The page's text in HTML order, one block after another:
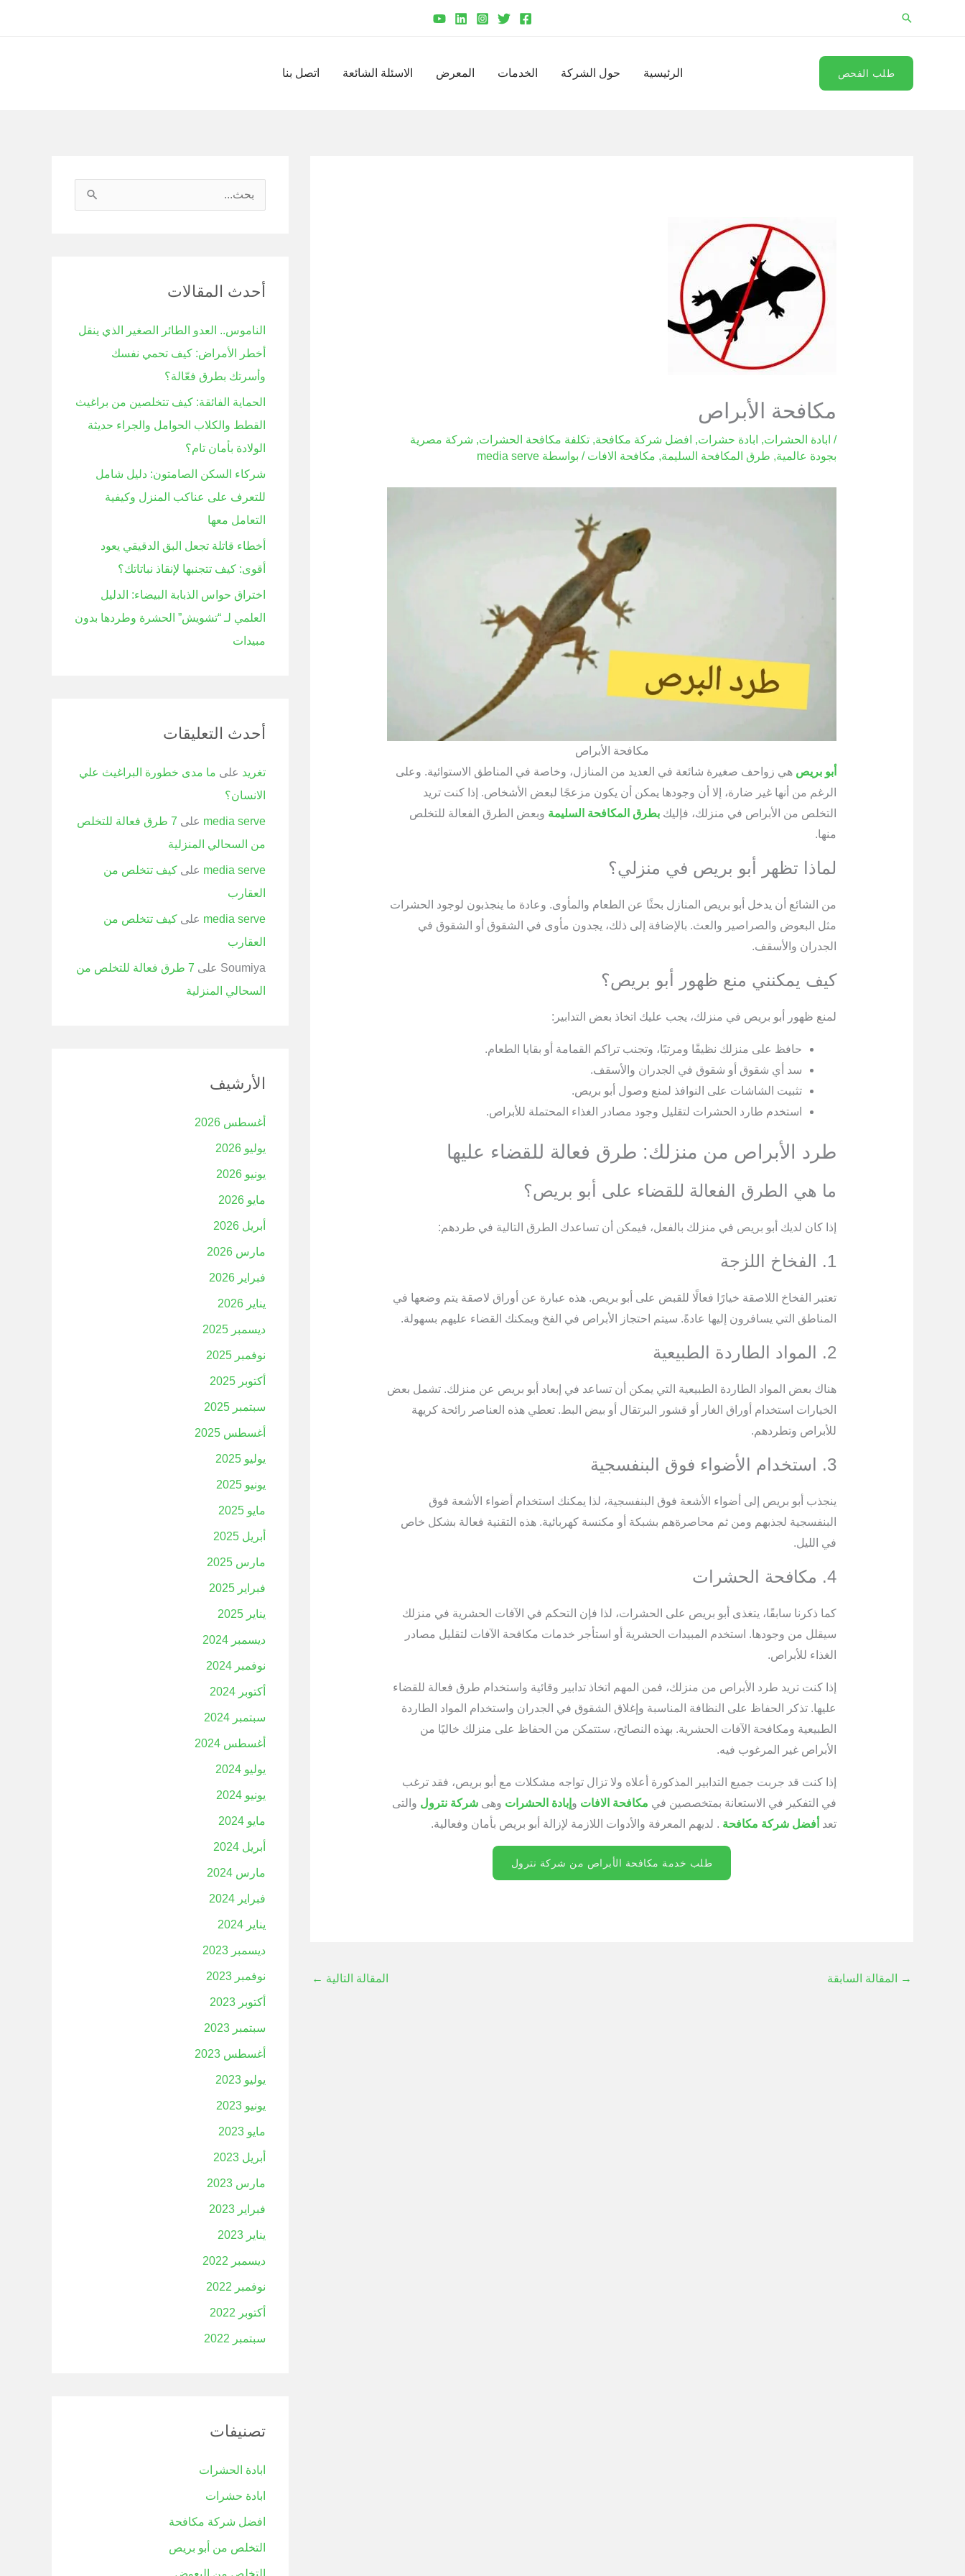
البحث
طلب الفحص الرئيسية حول الشركة الخدمات المعرض الاسئلة الشائعة اتصل بنا
مكافحة الأبراص
/ ابادة الحشرات, ابادة حشرات, افضل شركة مكافحة, تكلفة مكافحة الحشرات, شركة مصرية
بجودة عالمية, طرق المكافحة السليمة, مكافحة الافات / بواسطة media serve
مكافحة الأبراص
أبو بريص هي زواحف صغيرة شائعة في العديد من المنازل، وخاصة في المناطق الاستوائية. وعلى
الرغم من أنها غير ضارة، إلا أن وجودها يمكن أن يكون مزعجًا لبعض الأشخاص. إذا كنت تريد
التخلص من الأبراص في منزلك، فإليك بطرق المكافحة السليمة وبعض الطرق الفعالة للتخلص
منها.
لماذا تظهر أبو بريص في منزلي؟
من الشائع أن يدخل أبو بريص المنازل بحثًا عن الطعام والمأوى. وعادة ما ينجذبون لوجود الحشرات
مثل البعوض والصراصير والعث. بالإضافة إلى ذلك، يجدون مأوى في الشقوق أو الشقوق في
الجدران والأسقف.
كيف يمكنني منع ظهور أبو بريص؟
لمنع ظهور أبو بريص في منزلك، يجب عليك اتخاذ بعض التدابير:
حافظ على منزلك نظيفًا ومرتبًا، وتجنب تراكم القمامة أو بقايا الطعام.
سد أي شقوق أو شقوق في الجدران والأسقف.
تثبيت الشاشات على النوافذ لمنع وصول أبو بريص.
استخدم طارد الحشرات لتقليل وجود مصادر الغذاء المحتملة للأبراص.
طرد الأبراص من منزلك: طرق فعالة للقضاء عليها
ما هي الطرق الفعالة للقضاء على أبو بريص؟
إذا كان لديك أبو بريص في منزلك بالفعل، فيمكن أن تساعدك الطرق التالية في طردهم:
1. الفخاخ اللزجة
تعتبر الفخاخ اللاصقة خيارًا فعالًا للقبض على أبو بريص. هذه عبارة عن أوراق لاصقة يتم وضعها في
المناطق التي يسافرون إليها عادةً. سيتم احتجاز الأبراص في الفخ ويمكنك القضاء عليهم بسهولة.
2. المواد الطاردة الطبيعية
هناك بعض المواد الطاردة الطبيعية التي يمكن أن تساعد في إبعاد أبو بريص عن منزلك. تشمل بعض
الخيارات استخدام أوراق الغار أو قشور البرتقال أو بيض البط. تعطي هذه العناصر رائحة كريهة
للأبراص وتطردهم.
3. استخدام الأضواء فوق البنفسجية
ينجذب أبو بريص إلى أضواء الأشعة فوق البنفسجية، لذا يمكنك استخدام أضواء الأشعة فوق
البنفسجية لجذبهم ومن ثم محاصرةهم بشبكة أو مكنسة كهربائية. هذه التقنية فعالة بشكل خاص
في الليل.
4. مكافحة الحشرات
كما ذكرنا سابقًا، يتغذى أبو بريص على الحشرات، لذا فإن التحكم في الآفات الحشرية في منزلك
سيقلل من وجودها. استخدم المبيدات الحشرية أو استأجر خدمات مكافحة الآفات لتقليل مصادر
الغذاء للأبراص.
إذا كنت تريد طرد الأبراص من منزلك، فمن المهم اتخاذ تدابير وقائية واستخدام طرق فعالة للقضاء
عليها. تذكر الحفاظ على النظافة المناسبة وإغلاق الشقوق في الجدران واستخدام المواد الطاردة
الطبيعية ومكافحة الآفات الحشرية. بهذه النصائح، ستتمكن من الحفاظ على منزلك خاليًا من
الأبراص غير المرغوب فيه.
إذا كنت قد جربت جميع التدابير المذكورة أعلاه ولا تزال تواجه مشكلات مع أبو بريص، فقد ترغب
في التفكير في الاستعانة بمتخصصين في مكافحة الافات وإبادة الحشرات وهى شركة نترول والتى
تعد أفضل شركة مكافحة . لديهم المعرفة والأدوات اللازمة لإزالة أبو بريص بأمان وفعالية.
طلب خدمة مكافحة الأبراص من شركة نترول
→ المقالة السابقة المقالة التالية ←
ث
ن
:
أحدث المقالات
الناموس.. العدو الطائر الصغير الذي ينقل
أخطر الأمراض: كيف تحمي نفسك
وأسرتك بطرق فعّالة؟
الحماية الفائقة: كيف تتخلصين من براغيث
القطط والكلاب الحوامل والجراء حديثة
الولادة بأمان تام؟
شركاء السكن الصامتون: دليل شامل
للتعرف على عناكب المنزل وكيفية
التعامل معها
أخطاء قاتلة تجعل البق الدقيقي يعود
أقوى: كيف تتجنبها لإنقاذ نباتاتك؟
اختراق حواس الذبابة البيضاء: الدليل
العلمي لـ “تشويش” الحشرة وطردها بدون
مبيدات
أحدث التعليقات
تغريد على ما مدى خطورة البراغيث علي
الانسان؟
media serve على
7 طرق فعالة للتخلص
من السحالي المنزلية
media serve على كيف تتخلص من
العقارب
media serve على كيف تتخلص من
العقارب
Soumiya على
7 طرق فعالة للتخلص من
السحالي المنزلية
الأرشيف
أغسطس 2026
يوليو 2026
يونيو 2026
مايو 2026
أبريل 2026
مارس 2026
فبراير 2026
يناير 2026
ديسمبر 2025
نوفمبر 2025
أكتوبر 2025
سبتمبر 2025
أغسطس 2025
يوليو 2025
يونيو 2025
مايو 2025
أبريل 2025
مارس 2025
فبراير 2025
يناير 2025
ديسمبر 2024
نوفمبر 2024
أكتوبر 2024
سبتمبر 2024
أغسطس 2024
يوليو 2024
يونيو 2024
مايو 2024
أبريل 2024
مارس 2024
فبراير 2024
يناير 2024
ديسمبر 2023
نوفمبر 2023
أكتوبر 2023
سبتمبر 2023
أغسطس 2023
يوليو 2023
يونيو 2023
مايو 2023
أبريل 2023
مارس 2023
فبراير 2023
يناير 2023
ديسمبر 2022
نوفمبر 2022
أكتوبر 2022
سبتمبر 2022
تصنيفات
ابادة الحشرات
ابادة حشرات
افضل شركة مكافحة
التخلص من أبو بريص
التخلص من البعوض